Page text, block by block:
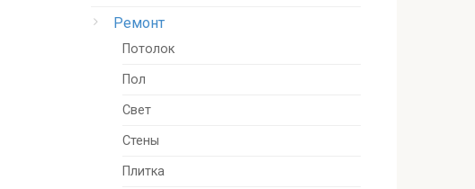
Ремонт
Потолок
Пол
Свет
Стены
Плитка